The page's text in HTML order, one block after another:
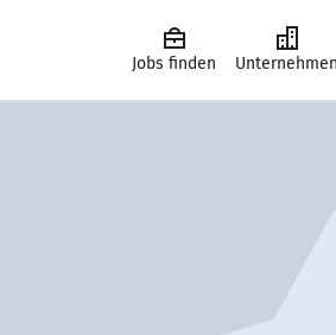
Jobs finden Unternehmen